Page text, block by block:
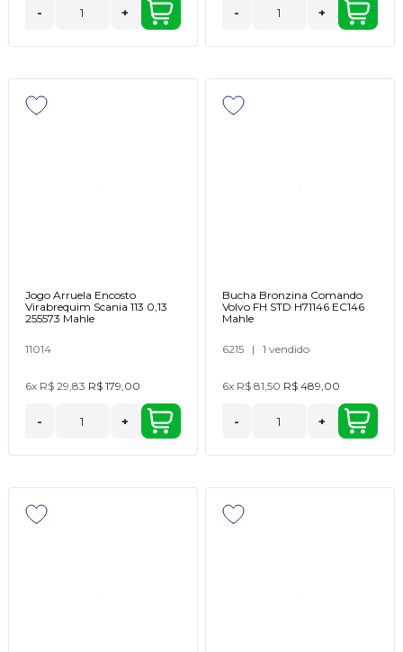
- + - +
Jogo Arruela Encosto
Virabrequim Scania 113 0,13
255573 Mahle
11014
6x R$ 29,83 R$ 179,00
- +
Bucha Bronzina Comando
Volvo FH STD H71146 EC146
Mahle
6215 | 1 vendido
6x R$ 81,50 R$ 489,00
- +